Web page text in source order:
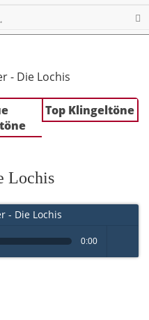
- Die Lochis
Top Klingeltöne
Lochis
- Die Lochis
0:00